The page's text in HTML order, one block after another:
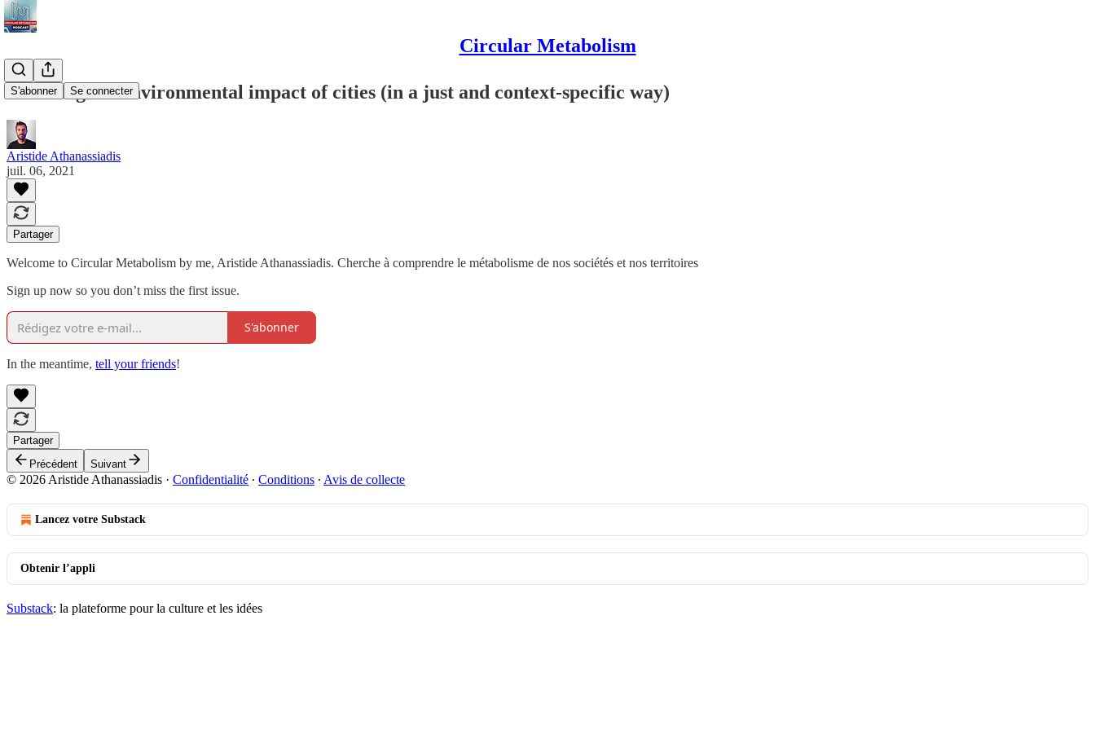
Circular Metabolism
S'abonner Se connecter
Reducing the environmental impact of cities (in a just and context-specific way)
Aristide Athanassiadis
juil. 06, 2021
Partager
Welcome to Circular Metabolism by me, Aristide Athanassiadis. Cherche à comprendre le métabolisme de nos sociétés et nos territoires
Sign up now so you don’t miss the first issue.
S'abonner
In the meantime, tell your friends!
Partager
Précédent
Suivant
© 2026 Aristide Athanassiadis · Confidentialité ∙ Conditions ∙ Avis de collecte
Lancez votre Substack
Obtenir l’appli
Substack: la plateforme pour la culture et les idées